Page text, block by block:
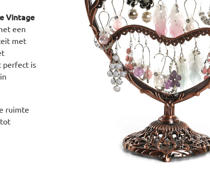
Vintage
een
met
perfect is
ruimte